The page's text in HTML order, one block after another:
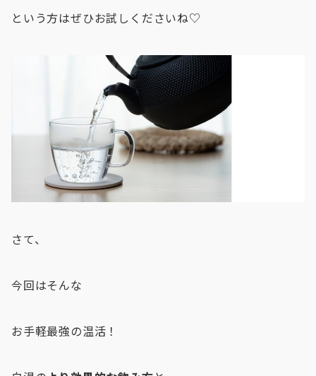
という方はぜひお試しくださいね♡
さて、
今回はそんな
お手軽最強の温活！